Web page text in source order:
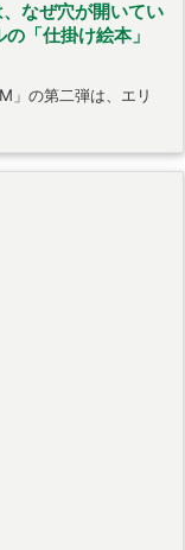
、なぜ穴が開いてい
「仕掛け絵本」
」の第二弾は、エリ